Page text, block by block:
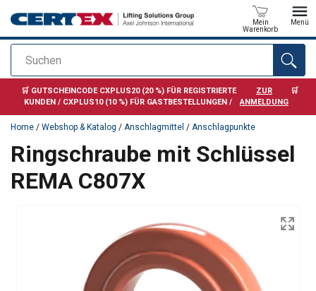
Suchen
Mein
Warenkorb
Menü
Anfragen
🛒 GUTSCHEINCODE CXPLUS20 (20 %) FÜR REGISTRIERTE
KUNDEN / CXPLUS10 (10 %) FÜR GASTBESTELLUNGEN /
ZUR
ANMELDUNG
🛒
Home / Webshop & Katalog / Anschlagmittel / Anschlagpunkte
Ringschraube mit Schlüssel
REMA C807X